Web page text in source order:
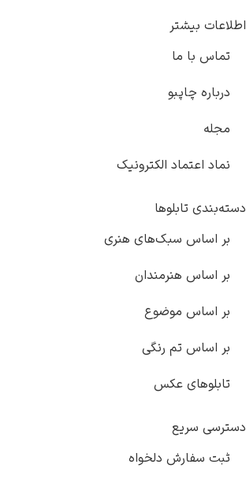
بیشتر
با ما
چاپبو
اعتماد الکترونیک
تابلوها
اساس سبک‌های هنری
هنرمندان
اساس موضوع
اساس تم رنگی
عکس
سریع
سفارش دلخواه